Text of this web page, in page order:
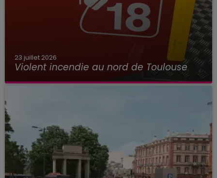
23 juillet 2026
Violent incendie au nord de Toulouse